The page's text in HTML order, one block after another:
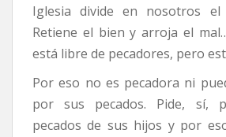
Iglesia divide en nosotros
Retiene el bien y arroja el
está libre de pecadores, pero
Por eso no es pecadora ni
por sus pecados. Pide, sí,
pecados de sus hijos y por